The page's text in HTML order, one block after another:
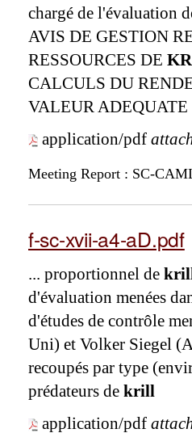
chargé de l'évaluation
AVIS DE GESTION
RESSOURCES DE
CALCULS DU
VALEUR ADEQUATE
application/pdf
Meeting Report : SC-
f-sc-xvii-a4-aD.pdf
... proportionnel de
d'évaluation menées
d'études de contrôle
Uni) et Volker Siegel
recoupés par type
prédateurs de krill
application/pdf